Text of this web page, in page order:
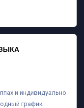
и индивидуально
график